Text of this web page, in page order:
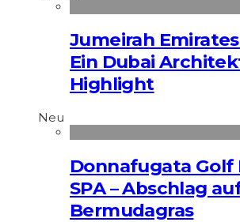
Jumeirah
Ein Dubai
Highlight
Neu
Donnafugata Golf
SPA – Abschlag
Bermudagras